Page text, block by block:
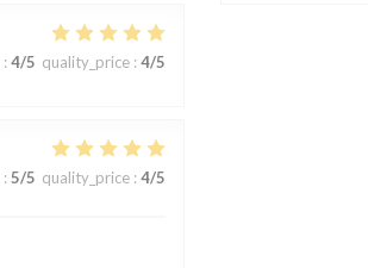
: 4/5 quality_price: 4/5
: 5/5 quality_price: 4/5